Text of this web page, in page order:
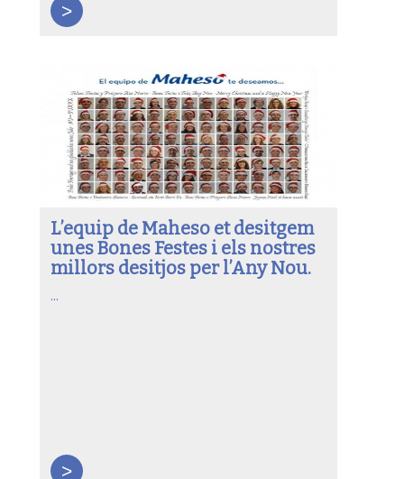
>
L’equip de Maheso et desitgem
unes Bones Festes i els nostres
millors desitjos per l’Any Nou.
...
>